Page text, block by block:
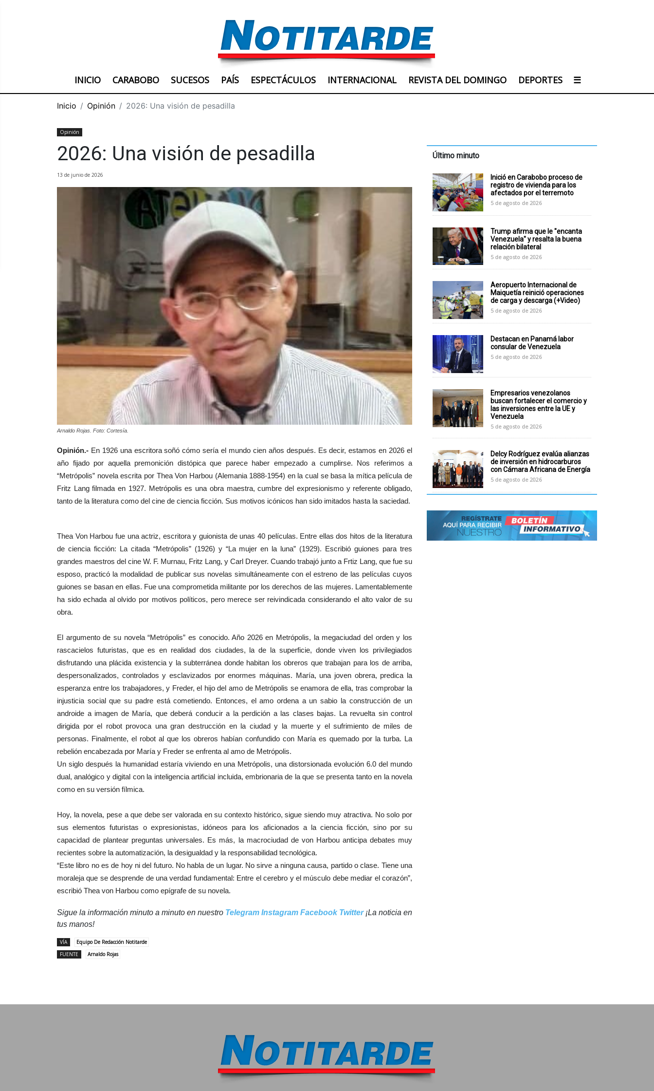
INICIO CARABOBO SUCESOS PAÍS ESPECTÁCULOS INTERNACIONAL REVISTA DEL DOMINGO DEPORTES ☰
Inicio Opinión 2026: Una visión de pesadilla
Opinión
2026: Una visión de pesadilla
13 de junio de 2026
Arnaldo Rojas. Foto: Cortesía.
Opinión.- En 1926 una escritora soñó cómo sería el mundo cien años después. Es decir, estamos en 2026 el
año fijado por aquella premonición distópica que parece haber empezado a cumplirse. Nos referimos a
“Metrópolis” novela escrita por Thea Von Harbou (Alemania 1888-1954) en la cual se basa la mítica película de
Fritz Lang filmada en 1927. Metrópolis es una obra maestra, cumbre del expresionismo y referente obligado,
tanto de la literatura como del cine de ciencia ficción. Sus motivos icónicos han sido imitados hasta la saciedad.
Thea Von Harbou fue una actriz, escritora y guionista de unas 40 películas. Entre ellas dos hitos de la literatura
de ciencia ficción: La citada “Metrópolis” (1926) y “La mujer en la luna” (1929). Escribió guiones para tres
grandes maestros del cine W. F. Murnau, Fritz Lang, y Carl Dreyer. Cuando trabajó junto a Frtiz Lang, que fue su
esposo, practicó la modalidad de publicar sus novelas simultáneamente con el estreno de las películas cuyos
guiones se basan en ellas. Fue una comprometida militante por los derechos de las mujeres. Lamentablemente
ha sido echada al olvido por motivos políticos, pero merece ser reivindicada considerando el alto valor de su
obra.
El argumento de su novela “Metrópolis” es conocido. Año 2026 en Metrópolis, la megaciudad del orden y los
rascacielos futuristas, que es en realidad dos ciudades, la de la superficie, donde viven los privilegiados
disfrutando una plácida existencia y la subterránea donde habitan los obreros que trabajan para los de arriba,
despersonalizados, controlados y esclavizados por enormes máquinas. María, una joven obrera, predica la
esperanza entre los trabajadores, y Freder, el hijo del amo de Metrópolis se enamora de ella, tras comprobar la
injusticia social que su padre está cometiendo. Entonces, el amo ordena a un sabio la construcción de un
androide a imagen de María, que deberá conducir a la perdición a las clases bajas. La revuelta sin control
dirigida por el robot provoca una gran destrucción en la ciudad y la muerte y el sufrimiento de miles de
personas. Finalmente, el robot al que los obreros habían confundido con María es quemado por la turba. La
rebelión encabezada por María y Freder se enfrenta al amo de Metrópolis.
Un siglo después la humanidad estaría viviendo en una Metrópolis, una distorsionada evolución 6.0 del mundo
dual, analógico y digital con la inteligencia artificial incluida, embrionaria de la que se presenta tanto en la novela
como en su versión fílmica.
Hoy, la novela, pese a que debe ser valorada en su contexto histórico, sigue siendo muy atractiva. No solo por
sus elementos futuristas o expresionistas, idóneos para los aficionados a la ciencia ficción, sino por su
capacidad de plantear preguntas universales. Es más, la macrociudad de von Harbou anticipa debates muy
recientes sobre la automatización, la desigualdad y la responsabilidad tecnológica.
“Este libro no es de hoy ni del futuro. No habla de un lugar. No sirve a ninguna causa, partido o clase. Tiene una
moraleja que se desprende de una verdad fundamental: Entre el cerebro y el músculo debe mediar el corazón”,
escribió Thea von Harbou como epígrafe de su novela.
Sigue la información minuto a minuto en nuestro Telegram Instagram Facebook Twitter¡La noticia en
tus manos!
VÍA
Equipo De Redacción Notitarde
FUENTE
Arnaldo Rojas
Último minuto
Inició en Carabobo proceso de
registro de vivienda para los
afectados por el terremoto
5 de agosto de 2026
Trump afirma que le "encanta
Venezuela" y resalta la buena
relación bilateral
5 de agosto de 2026
Aeropuerto Internacional de
Maiquetía reinició operaciones
de carga y descarga (+Video)
5 de agosto de 2026
Destacan en Panamá labor
consular de Venezuela
5 de agosto de 2026
Empresarios venezolanos
buscan fortalecer el comercio y
las inversiones entre la UE y
Venezuela
5 de agosto de 2026
Delcy Rodríguez evalúa alianzas
de inversión en hidrocarburos
con Cámara Africana de Energía
5 de agosto de 2026